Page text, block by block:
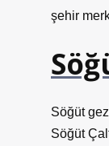
şehir
Söğüt
Söğüt